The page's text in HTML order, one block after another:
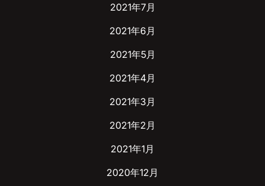
2021年7月
2021年6月
2021年5月
2021年4月
2021年3月
2021年2月
2021年1月
2020年12月